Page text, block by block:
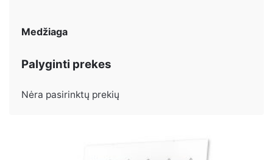
Medžiaga
Palyginti prekes
Nėra pasirinktų prekių